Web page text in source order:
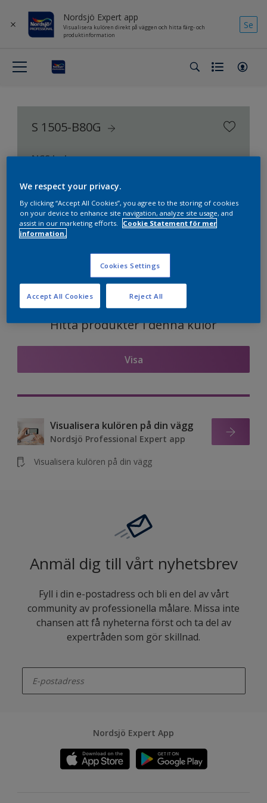
Nordsjö Expert app
Visualisera kulören direkt på väggen och hitta färg- och
produktinformation
Se
S 1505-B80G
NCS Index
Hitta produkter i denna kulör
Visa
Visualisera kulören på din vägg
Nordsjö Professional Expert app
Visualisera kulören på din vägg
Anmäl dig till vårt nyhetsbrev
Fyll i din e-postadress och bli en del av vårt
community av professionella målare. Missa inte
chansen att få nyheterna först och ta del av
expertråden som gör skillnad.
Nordsjö Expert App
We respect your privacy.
By clicking “Accept All Cookies”, you agree to the storing of cookies
on your device to enhance site navigation, analyze site usage, and
assist in our marketing efforts.
Cookie Statement för mer
information.
Cookies Settings
Reject All
Accept All Cookies